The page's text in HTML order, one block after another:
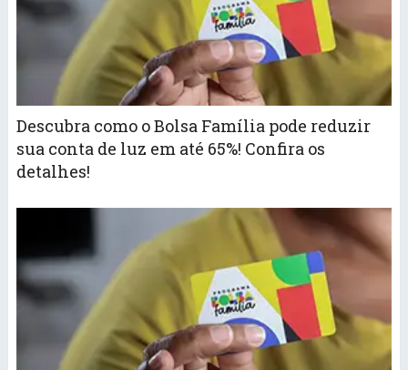
Descubra como o Bolsa Família pode reduzir
sua conta de luz em até 65%! Confira os
detalhes!